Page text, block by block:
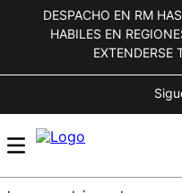
DESPACHO EN RM
HABILES EN
EXTENDERSE